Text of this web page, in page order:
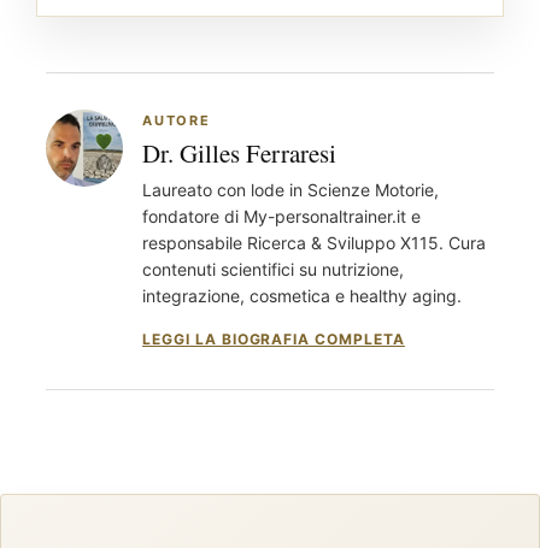
AUTORE
Dr. Gilles Ferraresi
Laureato con lode in Scienze Motorie,
fondatore di My-personaltrainer.it e
responsabile Ricerca & Sviluppo X115. Cura
contenuti scientifici su nutrizione,
integrazione, cosmetica e healthy aging.
LEGGI LA BIOGRAFIA COMPLETA